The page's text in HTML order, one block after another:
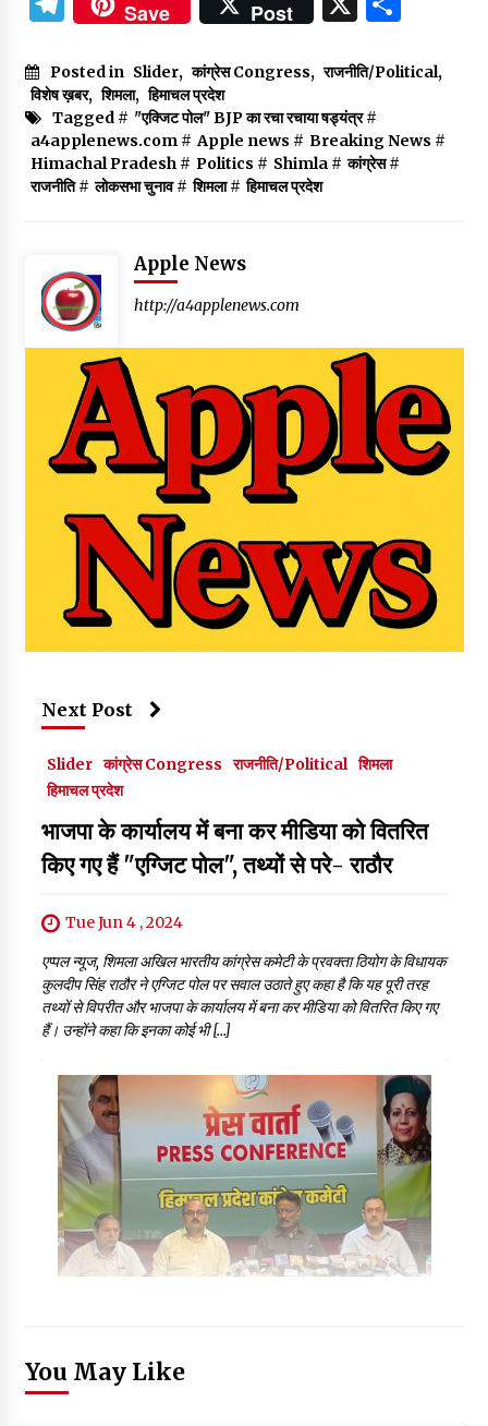
Save Post
Posted in Slider, कांग्रेस Congress, राजनीति/Political,
विशेष ख़बर, शिमला, हिमाचल प्रदेश
Tagged # "एक्जिट पोल" BJP का रचा रचाया षड्यंत्र#
a4applenews.com# Apple news # Breaking News #
Himachal Pradesh# Politics # Shimla# कांग्रेस#
राजनीति# लोकसभा चुनाव# शिमला# हिमाचल प्रदेश
Apple News
http://a4applenews.com
Next Post
Slider कांग्रेस Congress राजनीति/Political शिमला
हिमाचल प्रदेश
भाजपा के कार्यालय में बना कर मीडिया को वितरित
किए गए हैं "एग्जिट पोल", तथ्यों से परे- राठौर
Tue Jun 4 , 2024
एप्पल न्यूज, शिमला अखिल भारतीय कांग्रेस कमेटी के प्रवक्ता ठियोग के विधायक
कुलदीप सिंह राठौर ने एग्जिट पोल पर सवाल उठाते हुए कहा है कि यह पूरी तरह
तथ्यों से विपरीत और भाजपा के कार्यालय में बना कर मीडिया को वितरित किए गए
हैं। उन्होंने कहा कि इनका कोई भी […]
You May Like